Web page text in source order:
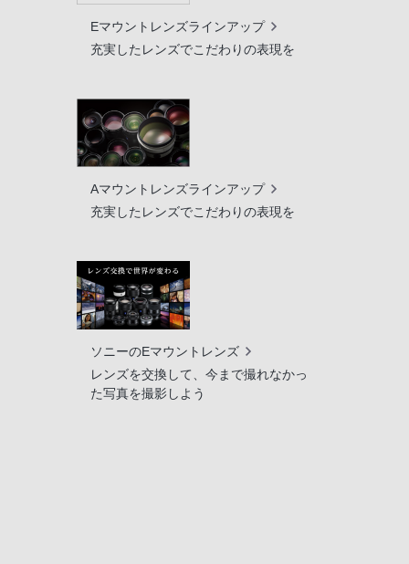
Eマウントレンズラインアップ
充実したレンズでこだわりの表現を
Aマウントレンズラインアップ
充実したレンズでこだわりの表現を
ソニーのEマウントレンズ
レンズを交換して、今まで撮れなかっ
た写真を撮影しよう